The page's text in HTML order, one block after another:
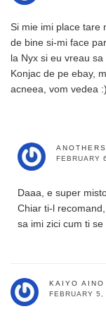
Si mie imi place tare
de bine si-mi face
la Nyx si eu vreau
Konjac de pe ebay,
acneea, vom vedea
FEBRUARY
Daaa, e super
Chiar ti-l
sa imi zici cum ti
KAIYO AINO
FEBRUARY